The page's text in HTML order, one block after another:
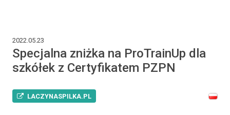
2022.05.23
Specjalna zniżka na ProTrainUp dla
szkółek z Certyfikatem PZPN
LACZYNASPILKA.PL